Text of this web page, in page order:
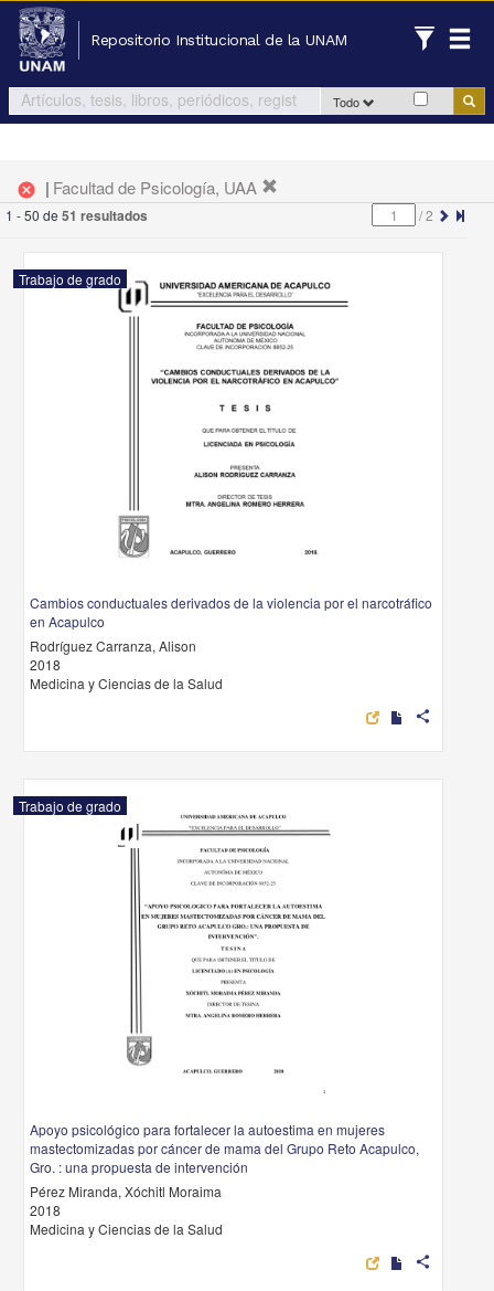
Repositorio Institucional de la UNAM
Todo
cancel | Facultad de Psicología, UAA
1 - 50 de 51 resultados /2
Trabajo de grado
Cambios conductuales derivados de la violencia por el narcotráfico
en Acapulco
Rodríguez Carranza, Alison
2018
Medicina y Ciencias de la Salud
share
Trabajo de grado
Apoyo psicológico para fortalecer la autoestima en mujeres
mastectomizadas por cáncer de mama del Grupo Reto Acapulco,
Gro. : una propuesta de intervención
Pérez Miranda, Xóchitl Moraima
2018
Medicina y Ciencias de la Salud
share